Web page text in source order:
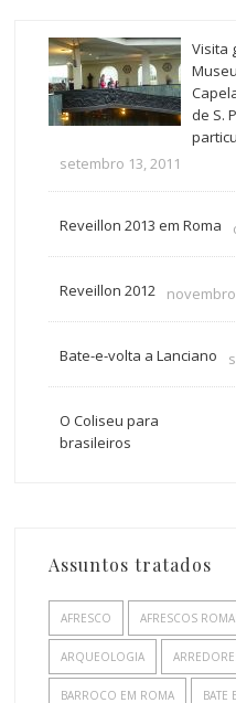
Visita
de S.
setembro 13, 2011
Reveillon 2013 em Roma
Reveillon 2012 novembro
Bate-e-volta a Lanciano
O Coliseu para
brasileiros
Assuntos tratados
AFRESCO AFRESCOS
ARQUEOLOGIA
BARROCO EM ROMA BATE